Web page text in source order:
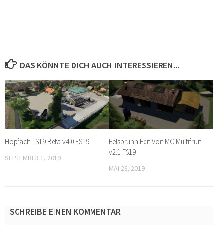
DAS KÖNNTE DICH AUCH INTERESSIEREN...
Hopfach LS19 Beta v4.0 FS19
SEPTEMBER 1, 2019
Felsbrunn Edit Von MC Multifruit
v2.1 FS19
MAI 29, 2019
SCHREIBE EINEN KOMMENTAR